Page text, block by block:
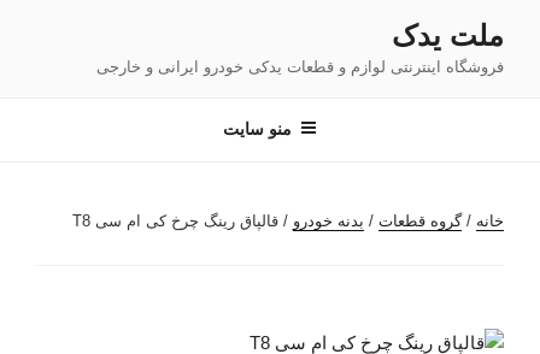
محتوا
ملت یدک
فروشگاه اینترنتی لوازم و قطعات یدکی خودرو ایرانی و خارجی
منو سایت
خانه /گروه قطعات / بدنه خودرو / قالپاق رینگ چرخ کی ام سی T8